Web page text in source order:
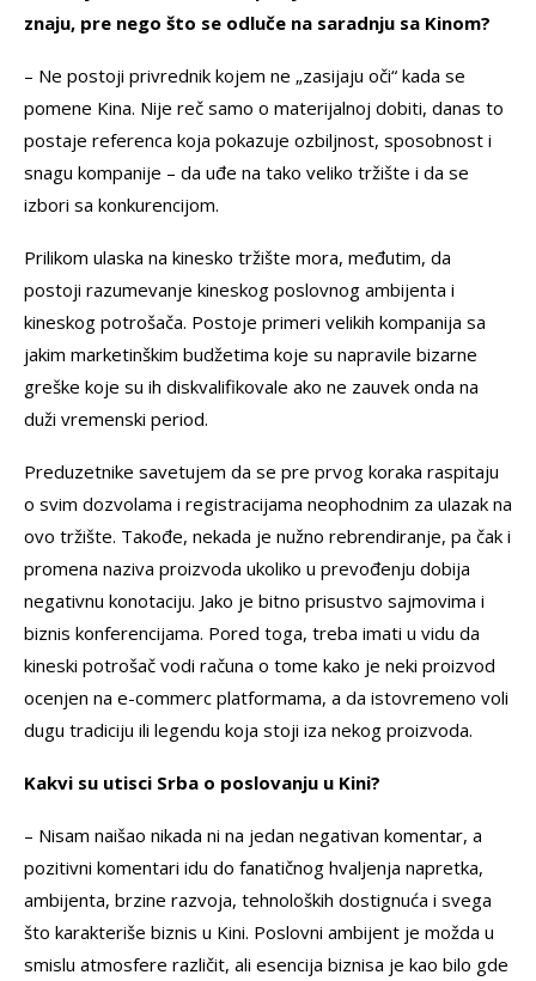
znaju, pre nego što se odluče na saradnju sa Kinom?
– Ne postoji privrednik kojem ne „zasijaju oči“ kada se
pomene Kina. Nije reč samo o materijalnoj dobiti, danas to
postaje referenca koja pokazuje ozbiljnost, sposobnost i
snagu kompanije – da uđe na tako veliko tržište i da se
izbori sa konkurencijom.
Prilikom ulaska na kinesko tržište mora, međutim, da
postoji razumevanje kineskog poslovnog ambijenta i
kineskog potrošača. Postoje primeri velikih kompanija sa
jakim marketinškim budžetima koje su napravile bizarne
greške koje su ih diskvalifikovale ako ne zauvek onda na
duži vremenski period.
Preduzetnike savetujem da se pre prvog koraka raspitaju
o svim dozvolama i registracijama neophodnim za ulazak na
ovo tržište. Takođe, nekada je nužno rebrendiranje, pa čak i
promena naziva proizvoda ukoliko u prevođenju dobija
negativnu konotaciju. Jako je bitno prisustvo sajmovima i
biznis konferencijama. Pored toga, treba imati u vidu da
kineski potrošač vodi računa o tome kako je neki proizvod
ocenjen na e-commerc platformama, a da istovremeno voli
dugu tradiciju ili legendu koja stoji iza nekog proizvoda.
Kakvi su utisci Srba o poslovanju u Kini?
– Nisam naišao nikada ni na jedan negativan komentar, a
pozitivni komentari idu do fanatičnog hvaljenja napretka,
ambijenta, brzine razvoja, tehnoloških dostignuća i svega
što karakteriše biznis u Kini. Poslovni ambijent je možda u
smislu atmosfere različit, ali esencija biznisa je kao bilo gde